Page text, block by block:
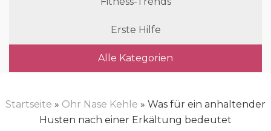
Erste Hilfe
Alle Kategorien
Startseite » Ohr Nase Kehle » Was für ein anhaltender
Husten nach einer Erkältung bedeutet